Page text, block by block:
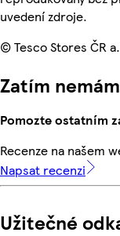
uvedení zdroje.
© Tesco Stores ČR
Zatím
Pomozte ostatním
Recenze na našem
Napsat recenzi
Užitečné